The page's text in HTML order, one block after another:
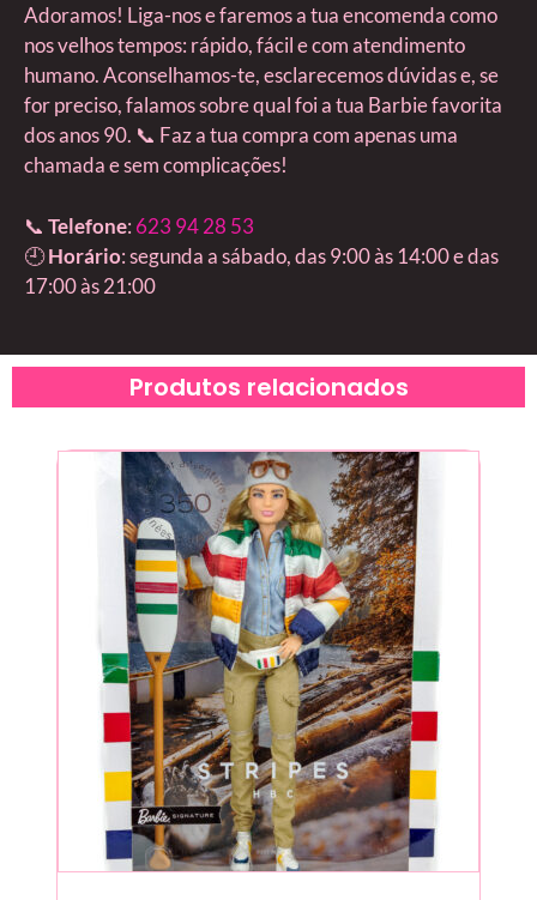
Adoramos! Liga-nos e faremos a tua encomenda como
nos velhos tempos: rápido, fácil e com atendimento
humano. Aconselhamos-te, esclarecemos dúvidas e, se
for preciso, falamos sobre qual foi a tua Barbie favorita
dos anos 90. 📞 Faz a tua compra com apenas uma
chamada e sem complicações!
📞 Telefone: 623 94 28 53
🕘Horário: segunda a sábado, das 9:00 às 14:00 e das
17:00 às 21:00
Produtos relacionados